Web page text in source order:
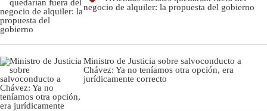
negocio de alquiler: la propuesta del gobierno
Ministro de Justicia sobre salvoconducto a
Chávez: Ya no teníamos otra opción, era
jurídicamente correcto